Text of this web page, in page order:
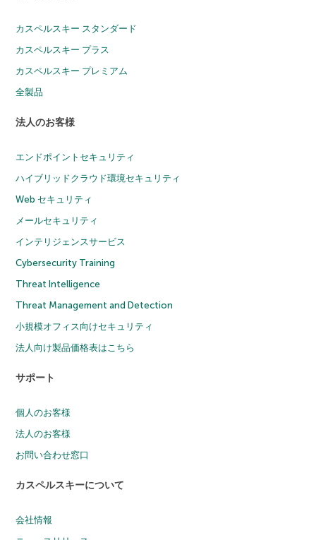
カスペルスキー スタンダード
カスペルスキー プラス
カスペルスキー プレミアム
全製品
法人のお客様
エンドポイントセキュリティ
ハイブリッドクラウド環境セキュリティ
Web セキュリティ
メールセキュリティ
インテリジェンスサービス
Cybersecurity Training
Threat Intelligence
Threat Management and Detection
小規模オフィス向けセキュリティ
法人向け製品価格表はこちら
サポート
個人のお客様
法人のお客様
お問い合わせ窓口
カスペルスキーについて
会社情報